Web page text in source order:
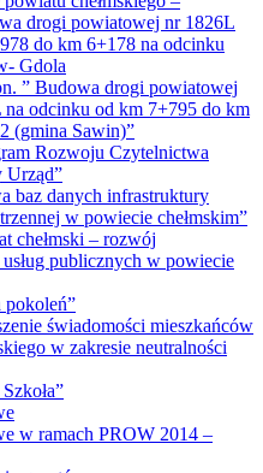
drogi powiatowej nr 1826L
do km 6+178 na odcinku
Gdola
” Budowa drogi powiatowej
odcinku od km 7+795 do km
(gmina Sawin)”
Rozwoju Czytelnictwa
Urząd”
baz danych infrastruktury
w powiecie chełmskim”
chełmski – rozwój
publicznych w powiecie
pokoleń”
świadomości mieszkańców
w zakresie neutralności
w ramach PROW 2014 –